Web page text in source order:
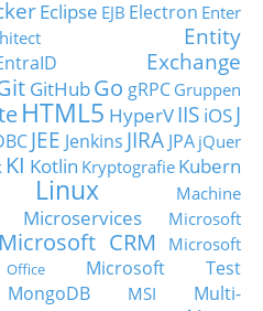
Eclipse EJB Electron Enter
Entity
Exchange
GitHubGo gRPC Gruppen
HTML5 HyperVIIS iOSJ
JEE Jenkins JIRA JPA jQuer
KI Kotlin Kryptografie Kubern
Linux
Machine
Microservices
Microsoft
Microsoft CRM
Microsoft
Microsoft Test
MongoDB MSI
Multi-